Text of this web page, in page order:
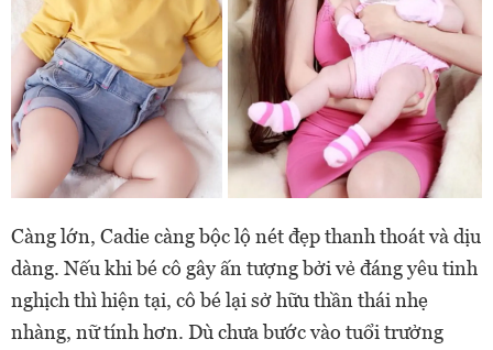
Càng lớn, Cadie càng bộc lộ nét đẹp thanh thoát và dịu
dàng. Nếu khi bé cô gây ấn tượng bởi vẻ đáng yêu tinh
nghịch thì hiện tại, cô bé lại sở hữu thần thái nhẹ
nhàng, nữ tính hơn. Dù chưa bước vào tuổi trưởng